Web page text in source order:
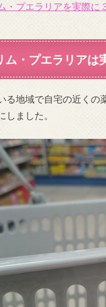
・プエラリアを実際に
ム・プエラリアは
る地域で自宅の近く
しました。